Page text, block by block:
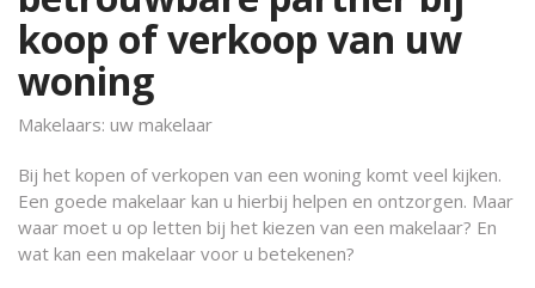
koop of verkoop van uw
woning
Makelaars: uw makelaar
Bij het kopen of verkopen van een woning komt veel kijken.
Een goede makelaar kan u hierbij helpen en ontzorgen. Maar
waar moet u op letten bij het kiezen van een makelaar? En
wat kan een makelaar voor u betekenen?